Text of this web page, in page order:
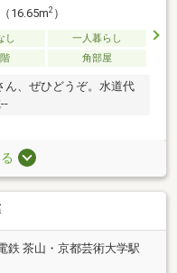
16.65m2）
し
一人暮らし
角部屋
ん、ぜひどうぞ。水道代
鉄 茶山・京都芸術大学駅